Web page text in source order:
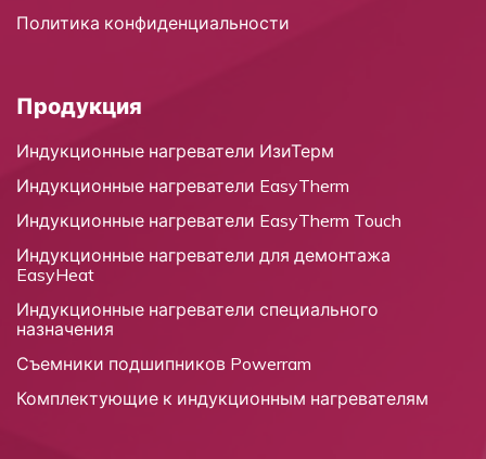
Политика конфиденциальности
Продукция
Индукционные нагреватели ИзиТерм
Индукционные нагреватели EasyTherm
Индукционные нагреватели EasyTherm Touch
Индукционные нагреватели для демонтажа
EasyHeat
Индукционные нагреватели специального
назначения
Съемники подшипников Powerram
Комплектующие к индукционным нагревателям